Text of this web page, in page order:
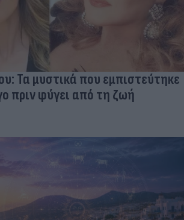
Τα μυστικά που εμπιστεύτηκε
πριν φύγει από τη ζωή